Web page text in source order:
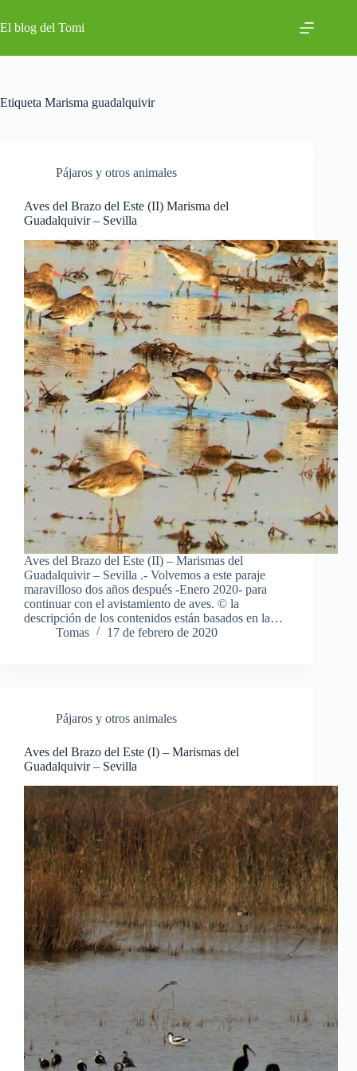
al
contenido
El blog del Tomi
Etiqueta Marisma guadalquivir
Pájaros y otros animales
Aves del Brazo del Este (II) Marisma del
Guadalquivir – Sevilla
Aves del Brazo del Este (II) – Marismas del
Guadalquivir – Sevilla .- Volvemos a este paraje
maravilloso dos años después -Enero 2020- para
continuar con el avistamiento de aves. © la
descripción de los contenidos están basados en la…
Tomas
17 de febrero de 2020
Pájaros y otros animales
Aves del Brazo del Este (I) – Marismas del
Guadalquivir – Sevilla